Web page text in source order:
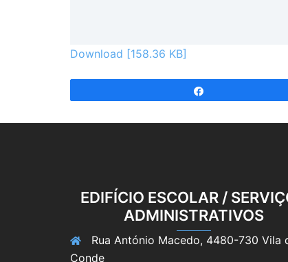
Download [158.36 KB]
EDIFÍCIO ESCOLAR /
ADMINISTRATIVOS
Rua António Macedo, 4480-730 Vila
Conde